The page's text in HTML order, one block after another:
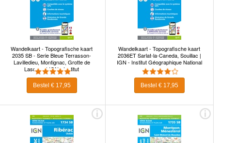
Wandelkaart - Topografische kaart
2035 SB - Serie Bleue Terrasson-
Lavilledieu, Montignac, Grotte de
Lascaux | IGN - Institut
Géographique National
Bestel € 17,95
Wandelkaart - Topografische kaart
2036ET Sarlat-la-Caneda, Souillac |
IGN - Institut Géographique National
Bestel € 17,95